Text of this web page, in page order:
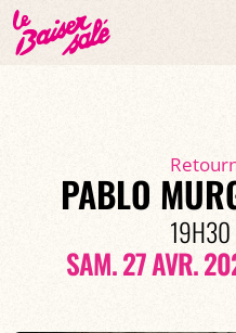
PABLO
SAM. 27 AVR.